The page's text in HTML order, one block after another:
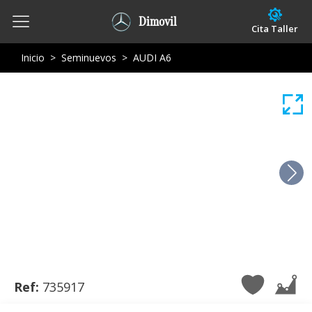
Dimovil Cita Taller
Inicio > Seminuevos > AUDI A6
Ref: 735917